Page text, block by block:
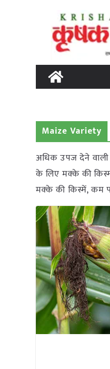
content
Maize Variety
अधिक उपज देने
के लिए मक्के की
मक्के की किस्में, कम